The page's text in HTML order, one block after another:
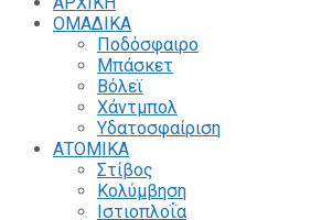
ΟΜΑΔΙΚΑ
Ποδόσφαιρο
Μπάσκετ
Βόλεϊ
Χάντμπολ
Υδατοσφαίριση
ΑΤΟΜΙΚΑ
Στίβος
Κολύμβηση
Ιστιοπλοΐα